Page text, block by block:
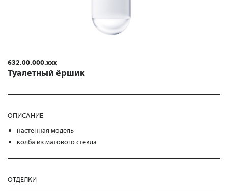
632.00.000.xxx
Туалетный ёршик
ОПИСАНИЕ
настенная модель
колба из матового стекла
ОТДЕЛКИ